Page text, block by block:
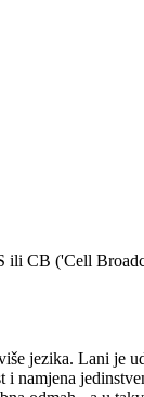
ili CB ('Cell
jezika. Lani je
i namjena